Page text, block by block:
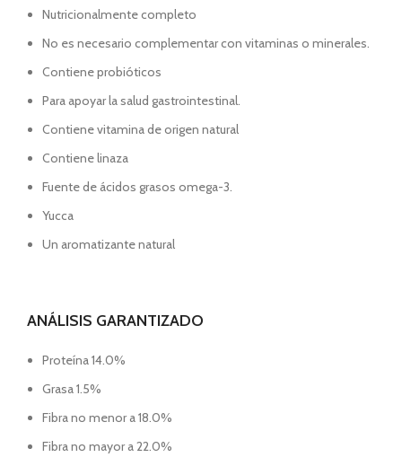
Nutricionalmente completo
No es necesario complementar con vitaminas o minerales.
Contiene probióticos
Para apoyar la salud gastrointestinal.
Contiene vitamina de origen natural
Contiene linaza
Fuente de ácidos grasos omega-3.
Yucca
Un aromatizante natural
ANÁLISIS GARANTIZADO
Proteína 14.0%
Grasa 1.5%
Fibra no menor a 18.0%
Fibra no mayor a 22.0%